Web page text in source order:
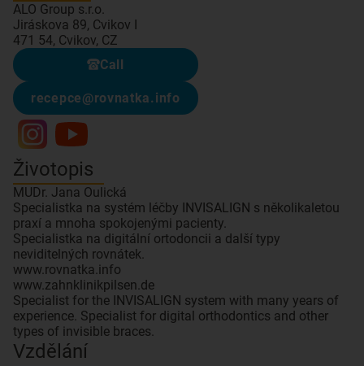
ALO Group s.r.o.
Jiráskova 89, Cvikov I
471 54, Cvikov, CZ
Call
recepce@rovnatka.info
Životopis
MUDr. Jana Oulická
Specialistka na systém léčby INVISALIGN s několikaletou
praxí a mnoha spokojenými pacienty.
Specialistka na digitální ortodoncii a další typy
neviditelných rovnátek.
www.rovnatka.info
www.zahnklinikpilsen.de
Specialist for the INVISALIGN system with many years of
experience. Specialist for digital orthodontics and other
types of invisible braces.
Vzdělání